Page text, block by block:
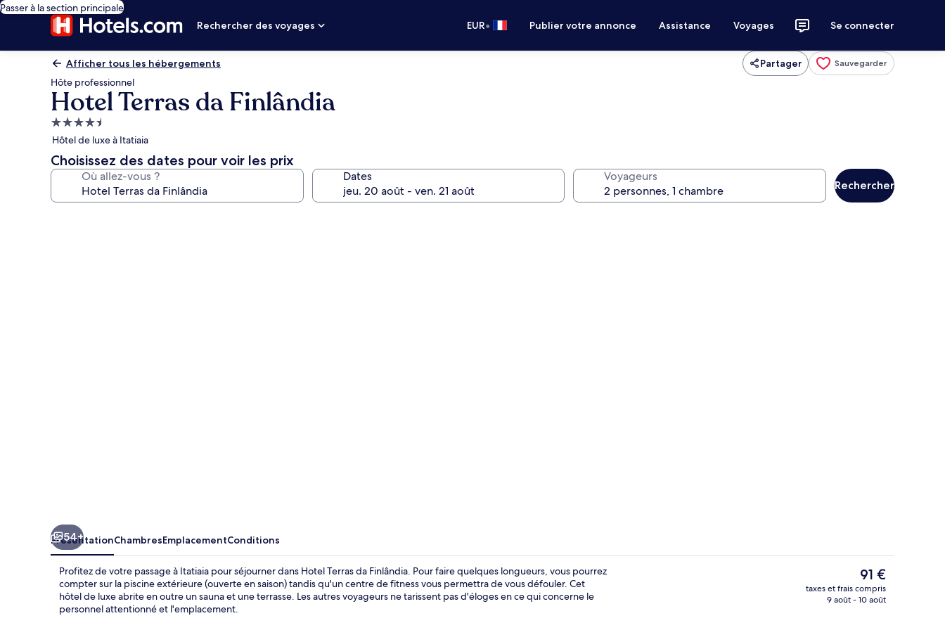
Passer à la section principale
Rechercher des voyages
EUR• Publier votre annonce Assistance Voyages Se connecter
Afficher tous les hébergements Partager Sauvegarder
Hôte professionnel
Hotel Terras da Finlândia
Hébergement
4.5 étoiles
Hôtel de luxe à Itatiaia
Choisissez des dates pour voir les prix
Où allez-vous ? Dates Voyageurs
Rechercher
54+
PrésentationChambresEmplacementConditions
Profitez de votre passage à Itatiaia pour séjourner dans Hotel Terras da Finlândia. Pour faire quelques longueurs, vous pourrez
compter sur la piscine extérieure (ouverte en saison) tandis qu'un centre de fitness vous permettra de vous défouler. Cet
hôtel de luxe abrite en outre un sauna et une terrasse. Les autres voyageurs ne tarissent pas d'éloges en ce qui concerne le
personnel attentionné et l'emplacement.
Le
prix
actuel
91 €
taxes et frais compris
9 août - 10 août